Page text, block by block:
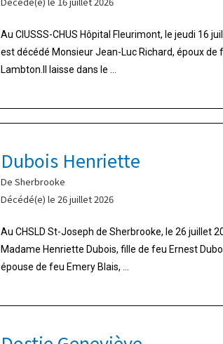
Au CIUSSS-CHUS Hôpital Fleurimont, le jeudi 16
est décédé Monsieur Jean-Luc Richard, époux de
Lambton.Il laisse dans le ...
Dubois Henriette
De Sherbrooke
Décédé(e) le 26 juillet 2026
Au CHSLD St-Joseph de Sherbrooke, le 26 juillet
Madame Henriette Dubois, fille de feu Ernest
épouse de feu Emery Blais, ...